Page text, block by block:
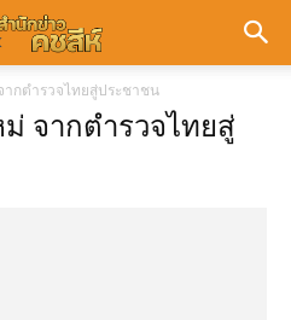
กตำรวจไทยสู่ประชาชน
จากตำรวจไทยสู่